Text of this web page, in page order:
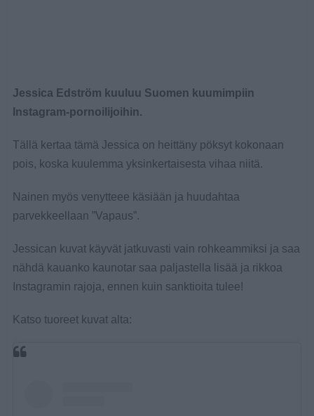
Jessica Edström kuuluu Suomen kuumimpiin
Instagram-pornoilijoihin.
Tällä kertaa tämä Jessica on heittäny pöksyt kokonaan
pois, koska kuulemma yksinkertaisesta vihaa niitä.
Nainen myös venytteee käsiään ja huudahtaa
parvekkeellaan ”Vapaus”.
Jessican kuvat käyvät jatkuvasti vain rohkeammiksi ja saa
nähdä kauanko kaunotar saa paljastella lisää ja rikkoa
Instagramin rajoja, ennen kuin sanktioita tulee!
Katso tuoreet kuvat alta: